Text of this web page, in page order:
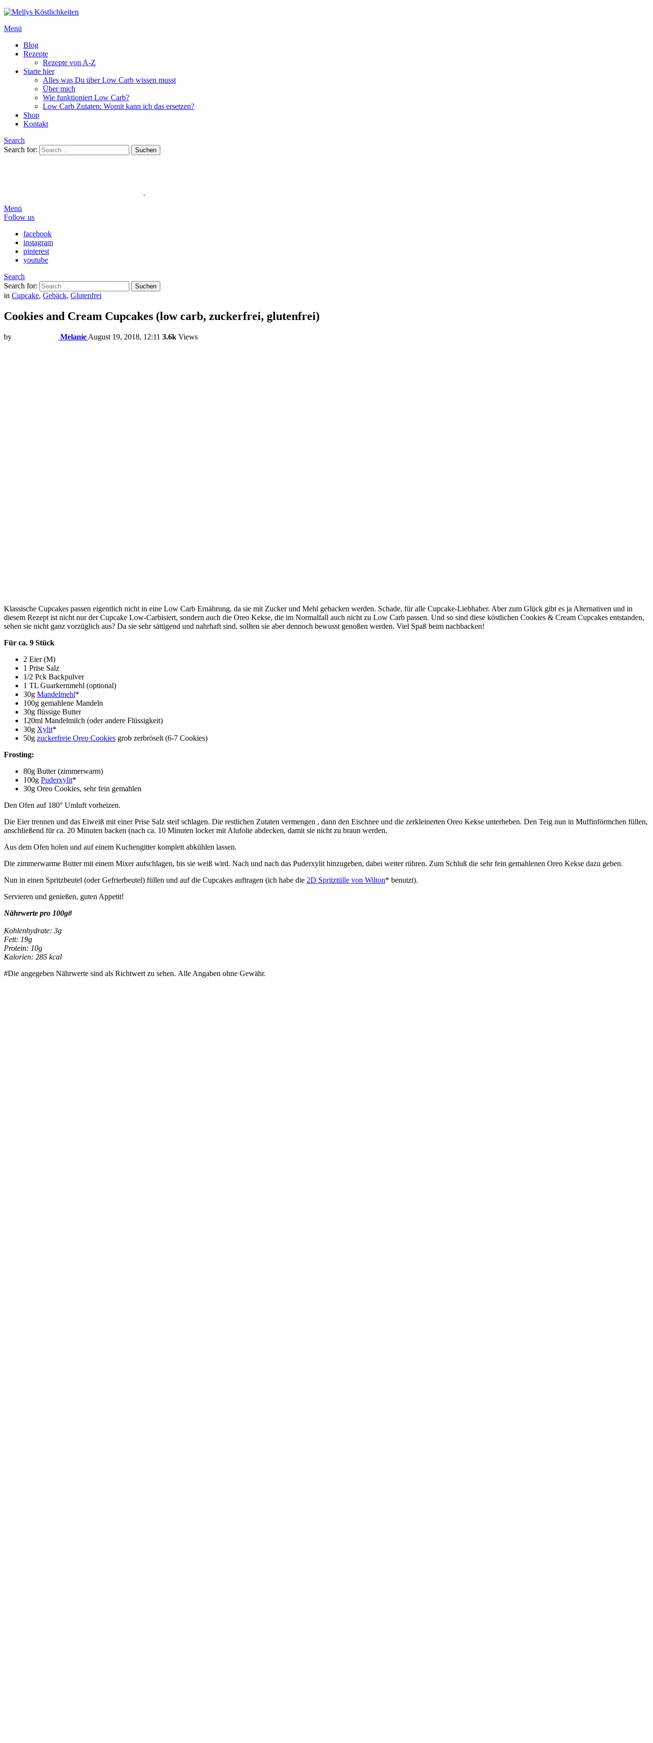
Menü
Blog
Rezepte
Rezepte von A-Z
Starte hier
Alles was Du über Low Carb wissen musst
Über mich
Wie funktioniert Low Carb?
Low Carb Zutaten: Womit kann ich das ersetzen?
Shop
Kontakt
Search
Search for:
Suchen
Menü
Follow us
facebook
instagram
pinterest
youtube
Search
Search for:
Suchen
in Cupcake, Gebäck, Glutenfrei
Cookies and Cream Cupcakes (low carb, zuckerfrei, glutenfrei)
by Melanie August 19, 2018, 12:11 3.6k Views
Klassische Cupcakes passen eigentlich nicht in eine Low Carb Ernährung, da sie mit Zucker und Mehl gebacken werden. Schade, für alle Cupcake-Liebhaber. Aber zum Glück gibt es ja Alternativen und in
diesem Rezept ist nicht nur der Cupcake Low-Carbisiert, sondern auch die Oreo Kekse, die im Normalfall auch nicht zu Low Carb passen. Und so sind diese köstlichen Cookies & Cream Cupcakes entstanden,
sehen sie nicht ganz vorzüglich aus? Da sie sehr sättigend und nahrhaft sind, sollten sie aber dennoch bewusst genoßen werden. Viel Spaß beim nachbacken!
Für ca. 9 Stück
2 Eier (M)
1 Prise Salz
1/2 Pck Backpulver
1 TL Guarkernmehl (optional)
30g Mandelmehl*
100g gemahlene Mandeln
30g flüssige Butter
120ml Mandelmilch (oder andere Flüssigkeit)
30g Xylit*
50g zuckerfreie Oreo Cookies grob zerbröselt (6-7 Cookies)
Frosting:
80g Butter (zimmerwarm)
100g Puderxylit*
30g Oreo Cookies, sehr fein gemahlen
Den Ofen auf 180° Umluft vorheizen.
Die Eier trennen und das Eiweiß mit einer Prise Salz steif schlagen. Die restlichen Zutaten vermengen , dann den Eischnee und die zerkleinerten Oreo Kekse unterheben. Den Teig nun in Muffinförmchen füllen,
anschließend für ca. 20 Minuten backen (nach ca. 10 Minuten locker mit Alufolie abdecken, damit sie nicht zu braun werden.
Aus dem Ofen holen und auf einem Kuchengitter komplett abkühlen lassen.
Die zimmerwarme Butter mit einem Mixer aufschlagen, bis sie weiß wird. Nach und nach das Puderxylit hinzugeben, dabei weiter rühren. Zum Schluß die sehr fein gemahlenen Oreo Kekse dazu geben.
Nun in einen Spritzbeutel (oder Gefrierbeutel) füllen und auf die Cupcakes auftragen (ich habe die 2D Spritztülle von Wilton* benutzt).
Servieren und genießen, guten Appetit!
Nährwerte pro 100g#
Kohlenhydrate: 3g
Fett: 19g
Protein: 10g
Kalorien: 285 kcal
#Die angegeben Nährwerte sind als Richtwert zu sehen. Alle Angaben ohne Gewähr.